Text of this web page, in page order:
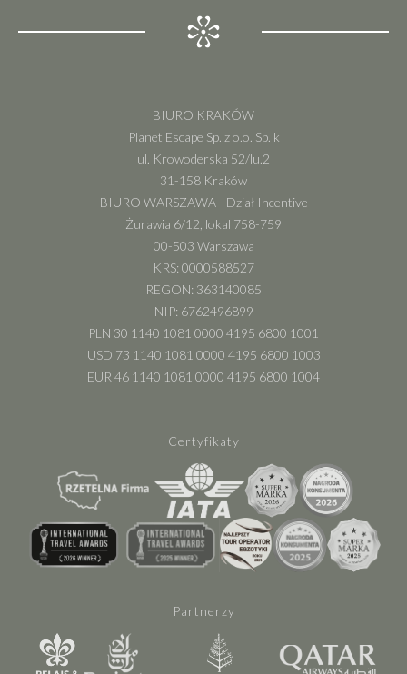
BIURO KRAKÓW
Planet Escape Sp. z o.o. Sp. k
ul. Krowoderska 52/lu.2
31-158 Kraków
BIURO WARSZAWA - Dział Incentive
Żurawia 6/12, lokal 758-759
00-503 Warszawa
KRS: 0000588527
REGON: 363140085
NIP: 6762496899
PLN 30 1140 1081 0000 4195 6800 1001
USD 73 1140 1081 0000 4195 6800 1003
EUR 46 1140 1081 0000 4195 6800 1004
Certyfikaty
Partnerzy